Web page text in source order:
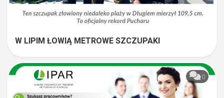
W LIPIM ŁOWIĄ METROWE SZCZUPAKI
0